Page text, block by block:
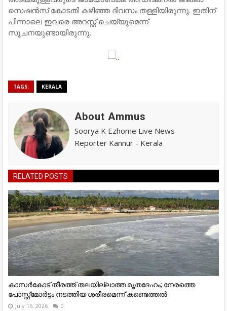
സെഷൻസ് കോടതി കഴിഞ്ഞ ദിവസം തള്ളിയിരുന്നു. ഇതിന്
പിന്നാലെ ഇവരെ അറസ്റ്റ് ചെയ്യുമെന്ന്
സൂചനയുണ്ടായിരുന്നു.
TAGS: KERALA
About Ammus
Soorya K Ezhome Live News
Reporter Kannur - Kerala
RELATED POSTS
കാസർകോട് തീരത്ത് തലയില്ലാത്ത മൃതദേഹം; നേരത്തെ
പോസ്റ്റ്‌മോർട്ടം നടത്തിയ ശരീരമെന്ന് കണ്ടെത്തൽ
July 16, 2026 0